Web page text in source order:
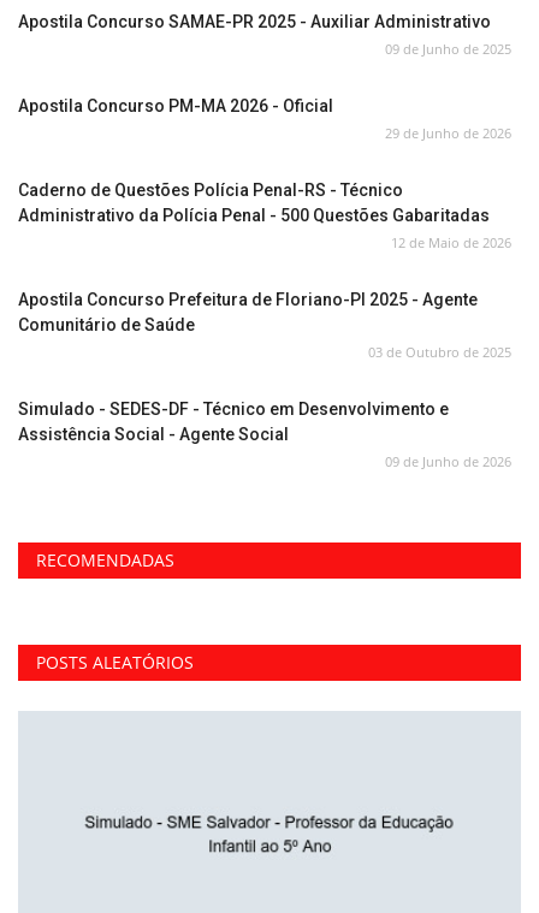
Apostila Concurso SAMAE-PR 2025 - Auxiliar Administrativo
09 de Junho de 2025
Apostila Concurso PM-MA 2026 - Oficial
29 de Junho de 2026
Caderno de Questões Polícia Penal-RS - Técnico
Administrativo da Polícia Penal - 500 Questões Gabaritadas
12 de Maio de 2026
Apostila Concurso Prefeitura de Floriano-PI 2025 - Agente
Comunitário de Saúde
03 de Outubro de 2025
Simulado - SEDES-DF - Técnico em Desenvolvimento e
Assistência Social - Agente Social
09 de Junho de 2026
RECOMENDADAS
POSTS ALEATÓRIOS